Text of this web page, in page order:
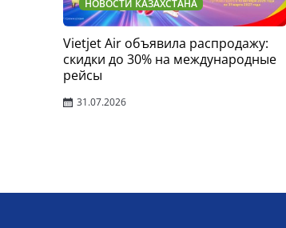
НОВОСТИ КАЗАХСТАНА
Vietjet Air объявила распродажу:
скидки до 30% на международные
рейсы
31.07.2026